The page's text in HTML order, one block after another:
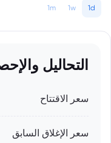
1d
1w
1m
التحاليل
سعر الاقتتاح
سعر الإغلاق السابق